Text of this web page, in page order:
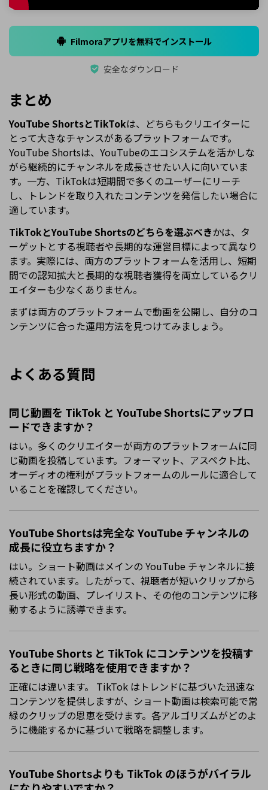
Filmoraアプリを無料でインストール
安全なダウンロード
まとめ
YouTube ShortsとTikTokは、どちらもクリエイターに
とって大きなチャンスがあるプラットフォームです。
YouTube Shortsは、YouTubeのエコシステムを活かしな
がら継続的にチャンネルを成長させたい人に向いていま
す。一方、TikTokは短期間で多くのユーザーにリーチ
し、トレンドを取り入れたコンテンツを発信したい場合に
適しています。
TikTokとYouTube Shortsのどちらを選ぶべきかは、タ
ーゲットとする視聴者や長期的な運営目標によって異なり
ます。実際には、両方のプラットフォームを活用し、短期
間での認知拡大と長期的な視聴者獲得を両立しているクリ
エイターも少なくありません。
まずは両方のプラットフォームで動画を公開し、自分のコ
ンテンツに合った運用方法を見つけてみましょう。
よくある質問
同じ動画を TikTok と YouTube Shortsにアップロ
ードできますか？
はい。多くのクリエイターが両方のプラットフォームに同
じ動画を投稿しています。フォーマット、アスペクト比、
オーディオの権利がプラットフォームのルールに適合して
いることを確認してください。
YouTube Shortsは完全な YouTube チャンネルの
成長に役立ちますか？
はい。ショート動画はメインの YouTube チャンネルに接
続されています。したがって、視聴者が短いクリップから
長い形式の動画、プレイリスト、その他のコンテンツに移
動するように誘導できます。
YouTube Shorts と TikTok にコンテンツを投稿す
るときに同じ戦略を使用できますか？
正確には違います。 TikTok はトレンドに基づいた迅速な
コンテンツを提供しますが、ショート動画は検索可能で常
緑のクリップの恩恵を受けます。各アルゴリズムがどのよ
うに機能するかに基づいて戦略を調整します。
YouTube Shortsよりも TikTok のほうがバイラル